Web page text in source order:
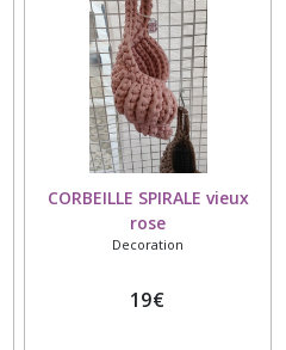
CORBEILLE SPIRALE vieux
rose
Decoration
19€